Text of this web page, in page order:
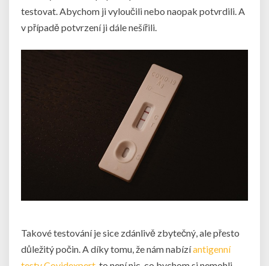
testovat. Abychom ji vyloučili nebo naopak potvrdili. A
v případě potvrzení ji dále nešířili.
Takové testování je sice zdánlivě zbytečný, ale přesto
důležitý počin. A díky tomu, že nám nabízíantigenní